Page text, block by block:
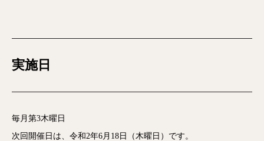
実施日
毎月第3木曜日
次回開催日は、令和2年6月18日（木曜日）です。